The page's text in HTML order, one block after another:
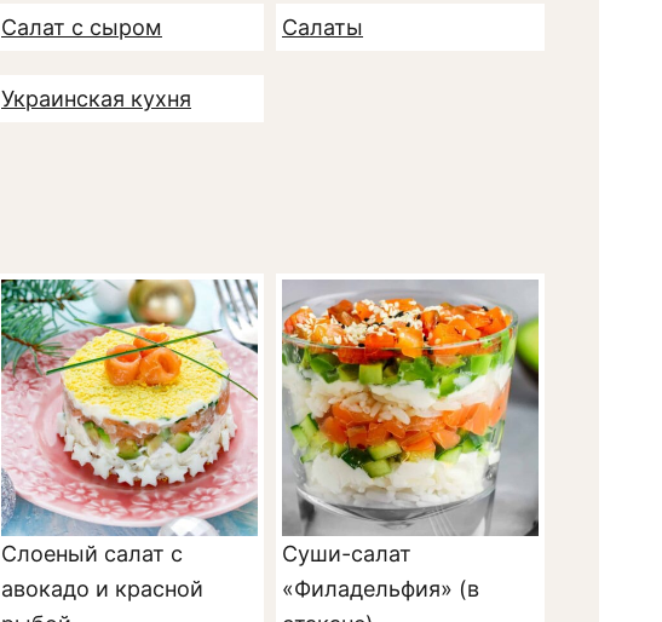
Салат с сыром Салаты
Украинская кухня
Слоеный салат с
авокадо и красной
Суши-салат
«Филадельфия» (в